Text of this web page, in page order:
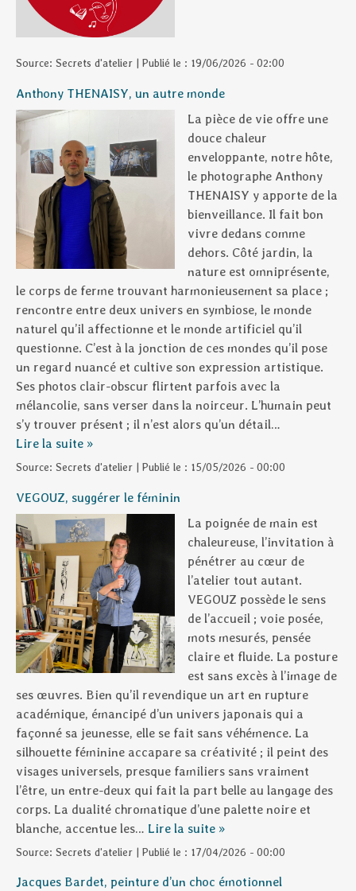
Source: Secrets d'atelier | Publié le : 19/06/2026 - 02:00
Anthony THENAISY, un autre monde
La pièce de vie offre une
douce chaleur
enveloppante, notre hôte,
le photographe Anthony
THENAISY y apporte de la
bienveillance. Il fait bon
vivre dedans comme
dehors. Côté jardin, la
nature est omniprésente,
le corps de ferme trouvant harmonieusement sa place ;
rencontre entre deux univers en symbiose, le monde
naturel qu’il affectionne et le monde artificiel qu’il
questionne. C’est à la jonction de ces mondes qu’il pose
un regard nuancé et cultive son expression artistique.
Ses photos clair-obscur flirtent parfois avec la
mélancolie, sans verser dans la noirceur. L’humain peut
s’y trouver présent ; il n’est alors qu’un détail…
Lire la suite »
Source: Secrets d'atelier | Publié le : 15/05/2026 - 00:00
VEGOUZ, suggérer le féminin
La poignée de main est
chaleureuse, l’invitation à
pénétrer au cœur de
l’atelier tout autant.
VEGOUZ possède le sens
de l’accueil ; voie posée,
mots mesurés, pensée
claire et fluide. La posture
est sans excès à l’image de
ses œuvres. Bien qu’il revendique un art en rupture
académique, émancipé d’un univers japonais qui a
façonné sa jeunesse, elle se fait sans véhémence. La
silhouette féminine accapare sa créativité ; il peint des
visages universels, presque familiers sans vraiment
l’être, un entre-deux qui fait la part belle au langage des
corps. La dualité chromatique d’une palette noire et
blanche, accentue les… Lire la suite »
Source: Secrets d'atelier | Publié le : 17/04/2026 - 00:00
Jacques Bardet, peinture d’un choc émotionnel